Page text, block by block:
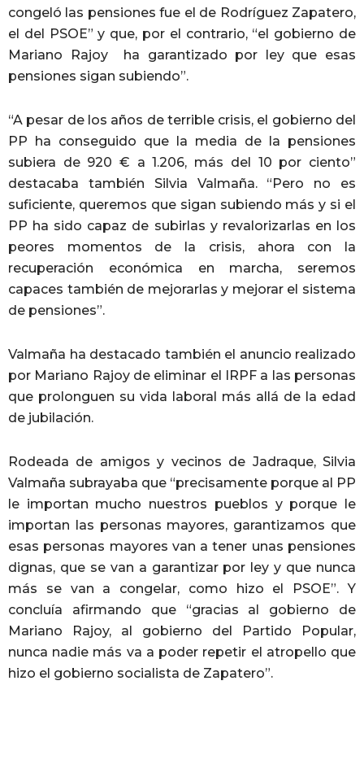
congeló las pensiones fue el de Rodríguez Zapatero,
el del PSOE” y que, por el contrario, “el gobierno de
Mariano Rajoy ha garantizado por ley que esas
pensiones sigan subiendo”.
“A pesar de los años de terrible crisis, el gobierno del
PP ha conseguido que la media de la pensiones
subiera de 920 € a 1.206, más del 10 por ciento”
destacaba también Silvia Valmaña. “Pero no es
suficiente, queremos que sigan subiendo más y si el
PP ha sido capaz de subirlas y revalorizarlas en los
peores momentos de la crisis, ahora con la
recuperación económica en marcha, seremos
capaces también de mejorarlas y mejorar el sistema
de pensiones”.
Valmaña ha destacado también el anuncio realizado
por Mariano Rajoy de eliminar el IRPF a las personas
que prolonguen su vida laboral más allá de la edad
de jubilación.
Rodeada de amigos y vecinos de Jadraque, Silvia
Valmaña subrayaba que “precisamente porque al PP
le importan mucho nuestros pueblos y porque le
importan las personas mayores, garantizamos que
esas personas mayores van a tener unas pensiones
dignas, que se van a garantizar por ley y que nunca
más se van a congelar, como hizo el PSOE”. Y
concluía afirmando que “gracias al gobierno de
Mariano Rajoy, al gobierno del Partido Popular,
nunca nadie más va a poder repetir el atropello que
hizo el gobierno socialista de Zapatero”.